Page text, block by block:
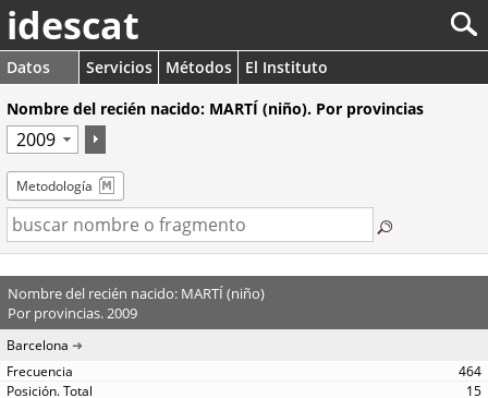
idescat
Datos Servicios Métodos
El Instituto
Nombre del recién nacido: MARTÍ (niño). Por provincias
Metodología
Nombre del recién nacido: MARTÍ (niño)
Por provincias. 2009
Barcelona
464
15